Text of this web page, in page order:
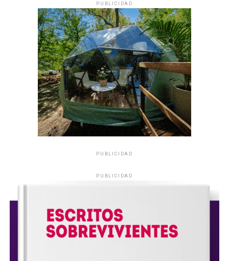
PUBLICIDAD
PUBLICIDAD
PUBLICIDAD